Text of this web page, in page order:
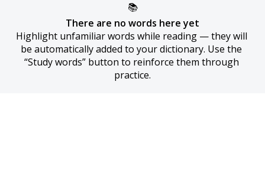
📚
There are no words here yet
Highlight unfamiliar words while reading — they will
be automatically added to your dictionary. Use the
“Study words” button to reinforce them through
practice.